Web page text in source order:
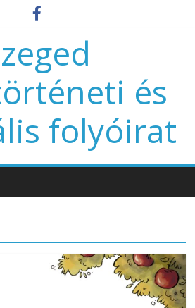
és
folyóirat